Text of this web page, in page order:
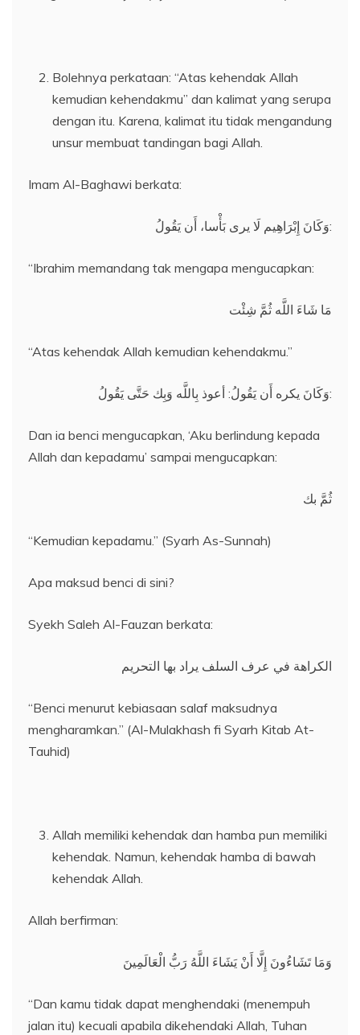
Bolehnya perkataan: “Atas kehendak Allah
kemudian kehendakmu” dan kalimat yang serupa
dengan itu. Karena, kalimat itu tidak mengandung
unsur membuat tandingan bagi Allah.
Imam Al-Baghawi berkata:
وَكَانَ إِبْرَاهِيم لَا يرى بَأْسا، أَن يَقُولُ:
“Ibrahim memandang tak mengapa mengucapkan:
مَا شَاءَ اللَّه ثُمَّ شِئْت
“Atas kehendak Allah kemudian kehendakmu.”
وَكَانَ يكره أَن يَقُولُ: أعوذ بِاللَّه وَبِك حَتَّى يَقُولُ:
Dan ia benci mengucapkan, ‘Aku berlindung kepada
Allah dan kepadamu’ sampai mengucapkan:
ثُمَّ بك
“Kemudian kepadamu.” (Syarh As-Sunnah)
Apa maksud benci di sini?
Syekh Saleh Al-Fauzan berkata:
الكراهة في عرف السلف يراد بها التحريم
“Benci menurut kebiasaan salaf maksudnya
mengharamkan.” (Al-Mulakhash fi Syarh Kitab At-
Tauhid)
Allah memiliki kehendak dan hamba pun memiliki
kehendak. Namun, kehendak hamba di bawah
kehendak Allah.
Allah berfirman:
وَمَا تَشَاءُونَ إِلَّا أَنْ يَشَاءَ اللَّهُ رَبُّ الْعَالَمِينَ
“Dan kamu tidak dapat menghendaki (menempuh
jalan itu) kecuali apabila dikehendaki Allah, Tuhan